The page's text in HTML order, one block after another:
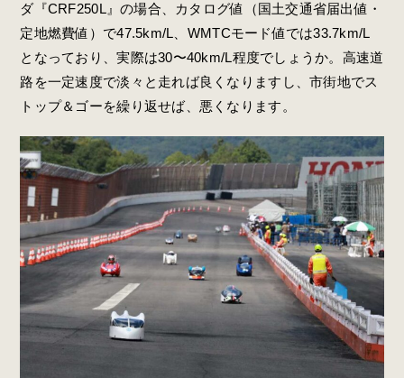
ダ『CRF250L』の場合、カタログ値（国土交通省届出値・
定地燃費値）で47.5km/L、WMTCモード値では33.7km/L
となっており、実際は30〜40km/L程度でしょうか。高速道
路を一定速度で淡々と走れば良くなりますし、市街地でス
トップ＆ゴーを繰り返せば、悪くなります。